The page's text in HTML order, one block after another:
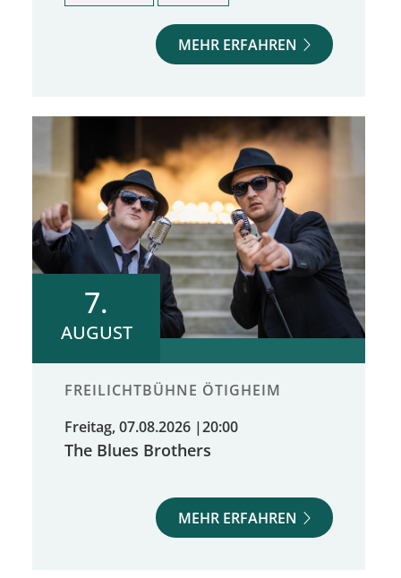
MEHR ERFAHREN
7.
AUGUST
FREILICHTBÜHNE ÖTIGHEIM
Freitag, 07.08.2026 |20:00
The Blues Brothers
MEHR ERFAHREN